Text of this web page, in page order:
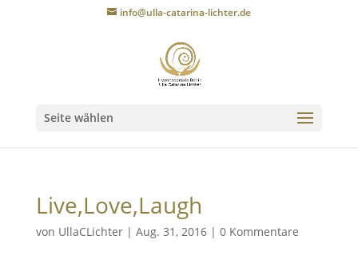
info@ulla-catarina-lichter.de
Seite wählen
Live,Love,Laugh
von UllaCLichter| Aug. 31, 2016| 0 Kommentare